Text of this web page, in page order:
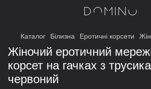
Каталог Білизна Еротичні корсети
Жіночий еротичний
корсет на гачках з
червоний